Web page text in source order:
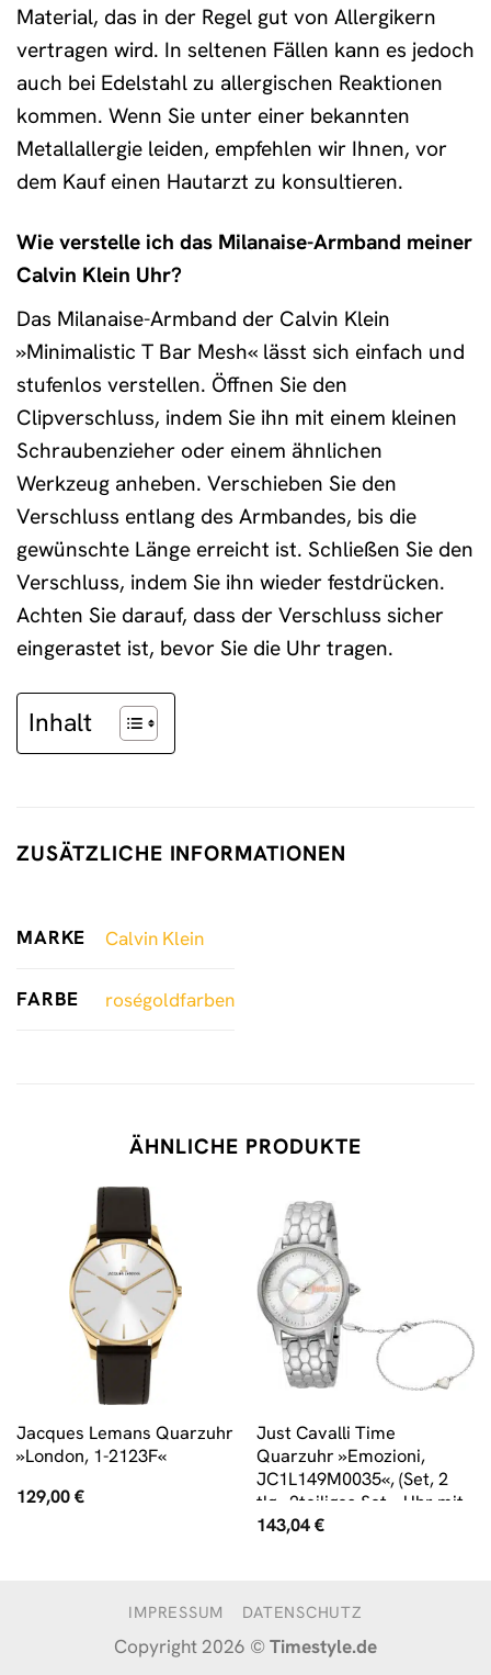
Material, das in der Regel gut von Allergikern
vertragen wird. In seltenen Fällen kann es jedoch
auch bei Edelstahl zu allergischen Reaktionen
kommen. Wenn Sie unter einer bekannten
Metallallergie leiden, empfehlen wir Ihnen, vor
dem Kauf einen Hautarzt zu konsultieren.
Wie verstelle ich das Milanaise-Armband meiner
Calvin Klein Uhr?
Das Milanaise-Armband der Calvin Klein
»Minimalistic T Bar Mesh« lässt sich einfach und
stufenlos verstellen. Öffnen Sie den
Clipverschluss, indem Sie ihn mit einem kleinen
Schraubenzieher oder einem ähnlichen
Werkzeug anheben. Verschieben Sie den
Verschluss entlang des Armbandes, bis die
gewünschte Länge erreicht ist. Schließen Sie den
Verschluss, indem Sie ihn wieder festdrücken.
Achten Sie darauf, dass der Verschluss sicher
eingerastet ist, bevor Sie die Uhr tragen.
Inhalt
ZUSÄTZLICHE INFORMATIONEN
MARKE Calvin Klein
FARBE roségoldfarben
ÄHNLICHE PRODUKTE
Jacques Lemans Quarzuhr
»London, 1-2123F«
129,00€
Just Cavalli Time
Quarzuhr »Emozioni,
JC1L149M0035«, (Set, 2
tlg., 2teiliges Set – Uhr mit
passendem
143,04€
IMPRESSUM DATENSCHUTZ
Copyright 2026 ©Timestyle.de